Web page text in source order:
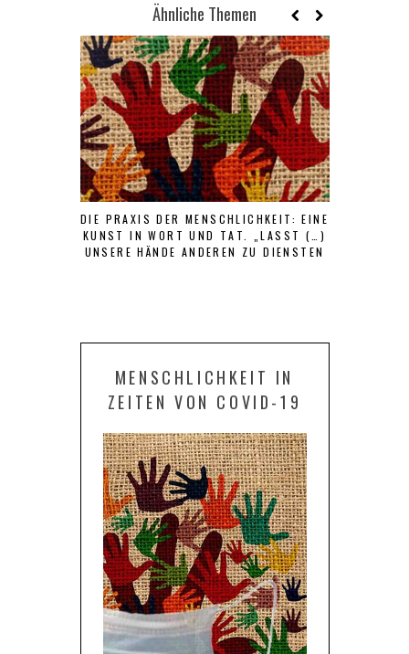
Ähnliche Themen
DIE PRAXIS DER MENSCHLICHKEIT: EINE
KUNST IN WORT UND TAT. „LASST (…)
UNSERE HÄNDE ANDEREN ZU DIENSTEN
MENSCHLICHKEIT IN
ZEITEN VON COVID-19